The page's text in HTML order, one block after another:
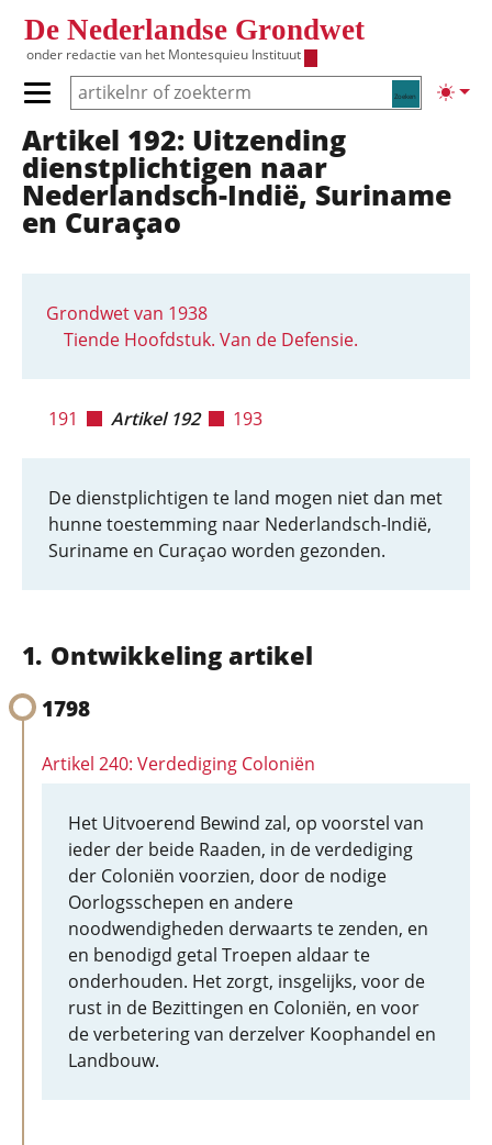
De Nederlandse Grondwet
onder redactie van het Montesquieu Instituut
Zoeken
Primair menu tonen/verbergen
Hoofdnavigatie
Artikel 192: Uitzending
dienstplichtigen naar
Nederlandsch-Indië, Suriname
en Curaçao
Grondwet van 1938
Tiende Hoofdstuk. Van de Defensie.
191 Artikel 192 193
De dienstplichtigen te land mogen niet dan met
hunne toestemming naar Nederlandsch-Indië,
Suriname en Curaçao worden gezonden.
Ontwikkeling artikel
1798
Artikel 240: Verdediging Coloniën
Het Uitvoerend Bewind zal, op voorstel van
ieder der beide Raaden, in de verdediging
der Coloniën voorzien, door de nodige
Oorlogsschepen en andere
noodwendigheden derwaarts te zenden, en
en benodigd getal Troepen aldaar te
onderhouden. Het zorgt, insgelijks, voor de
rust in de Bezittingen en Coloniën, en voor
de verbetering van derzelver Koophandel en
Landbouw.